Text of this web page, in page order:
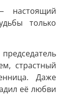
настоящий
только
страстный
Даже
её любви